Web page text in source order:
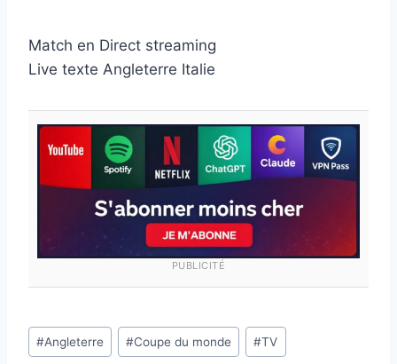
Match en Direct streaming
Live texte Angleterre Italie
PUBLICITÉ
Étiquettes
de
#Angleterre #Coupe du monde #TV